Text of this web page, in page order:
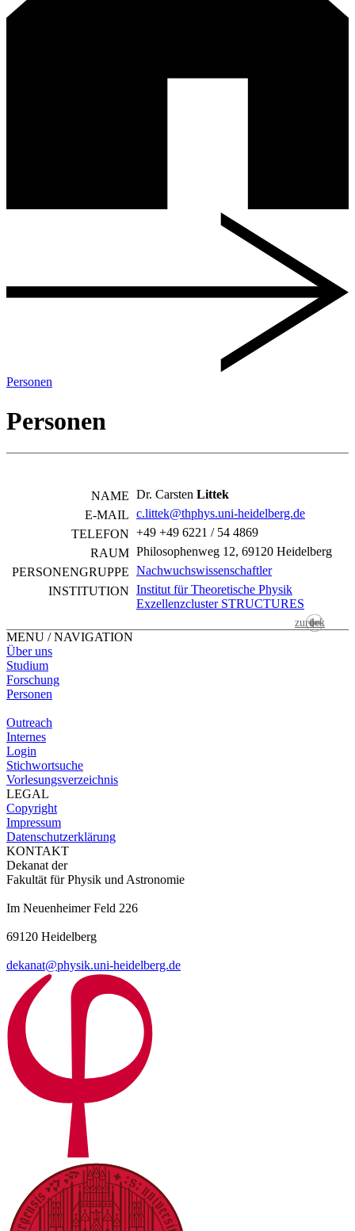
Personen
Personen
NAME Dr. Carsten Littek
E-MAIL c.littek@thphys.uni-heidelberg.de
TELEFON +49 +49 6221 / 54 4869
RAUM Philosophenweg 12, 69120 Heidelberg
PERSONEN­GRUPPE Nachwuchswissenschaftler
INSTITUTION Institut für Theoretische Physik
Exzellenzcluster STRUCTURES
zurück
MENU / NAVIGATION
Über uns
Studium
Forschung
Personen
Outreach
Internes
Login
Stichwortsuche
Vorlesungsverzeichnis
LEGAL
Copyright
Impressum
Datenschutzerklärung
KONTAKT
Dekanat der
Fakultät für Physik und Astronomie
Im Neuenheimer Feld 226
69120 Heidelberg
dekanat@physik.uni-heidelberg.de